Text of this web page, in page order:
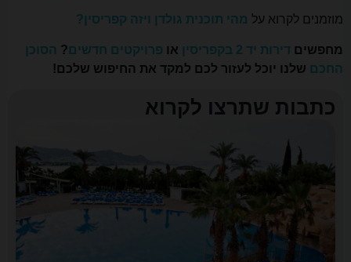
מוזמנים לקרוא עלמהי תוכנית גולדן ויזה קפריסין?
מחפשיםדירות יד 2 בקפריסין אופרויקטים חדשים?הסוכן
החכםשלנו יוכל לעזור לכם למקד את החיפוש שלכם!
כתבות שתרצו לקרוא